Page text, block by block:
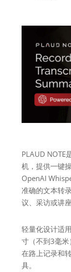
PLAUD NOTE
机，提供一键
OpenAI
准确的文本转
议、采访或讲
轻量化设计适
寸（不到3毫
在路上记录和
具。